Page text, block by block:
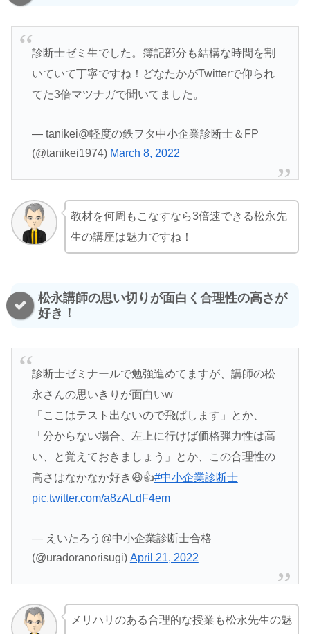
診断士ゼミ生でした。簿記部分も結構な時間を割
いていて丁寧ですね！どなたかがTwitterで仰られ
てた3倍マツナガで聞いてました。
— tanikei@軽度の鉄ヲタ中小企業診断士＆FP
(@tanikei1974) March 8, 2022
教材を何周もこなすなら3倍速できる松永先
生の講座は魅力ですね！
松永講師の思い切りが面白く合理性の高さが
好き！
診断士ゼミナールで勉強進めてますが、講師の松
永さんの思いきりが面白いw
「ここはテスト出ないので飛ばします」とか、
「分からない場合、左上に行けば価格弾力性は高
い、と覚えておきましょう」とか、この合理性の
高さはなかなか好き😆👍#中小企業診断士
pic.twitter.com/a8zALdF4em
— えいたろう@中小企業診断士合格
(@uradoranorisugi) April 21, 2022
メリハリのある合理的な授業も松永先生の魅